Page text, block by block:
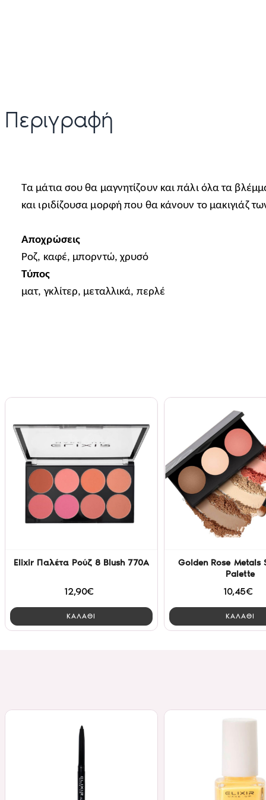
Περιγραφή
Τα μάτια σου θα μαγνητίζουν και πάλι όλα τα
και ιριδίζουσα μορφή που θα κάνουν το μακιγιάζ
Αποχρώσεις
Ροζ, καφέ, μπορντώ, χρυσό
Τύπος
ματ, γκλίτερ, μεταλλικά, περλέ
Elixir Παλέτα Ρούζ 8 Blush 770A
12,90€
ΚΑΛΑΘΙ
Golden Rose Metals
Palette
10,45€
ΚΑΛΑΘΙ